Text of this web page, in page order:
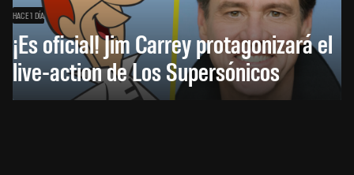
HACE 1 DÍA
¡Es oficial! Jim Carrey protagonizará el
live-action de Los Supersónicos